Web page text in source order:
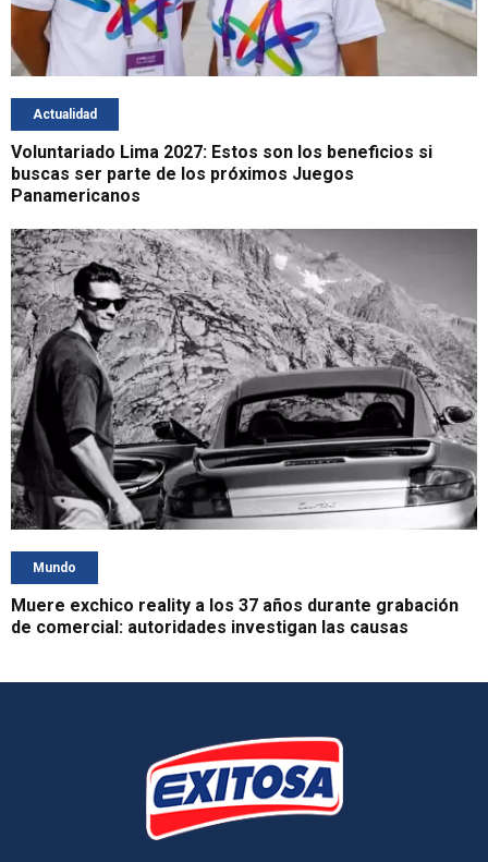
Actualidad
Voluntariado Lima 2027: Estos son los beneficios si
buscas ser parte de los próximos Juegos
Panamericanos
Mundo
Muere exchico reality a los 37 años durante grabación
de comercial: autoridades investigan las causas